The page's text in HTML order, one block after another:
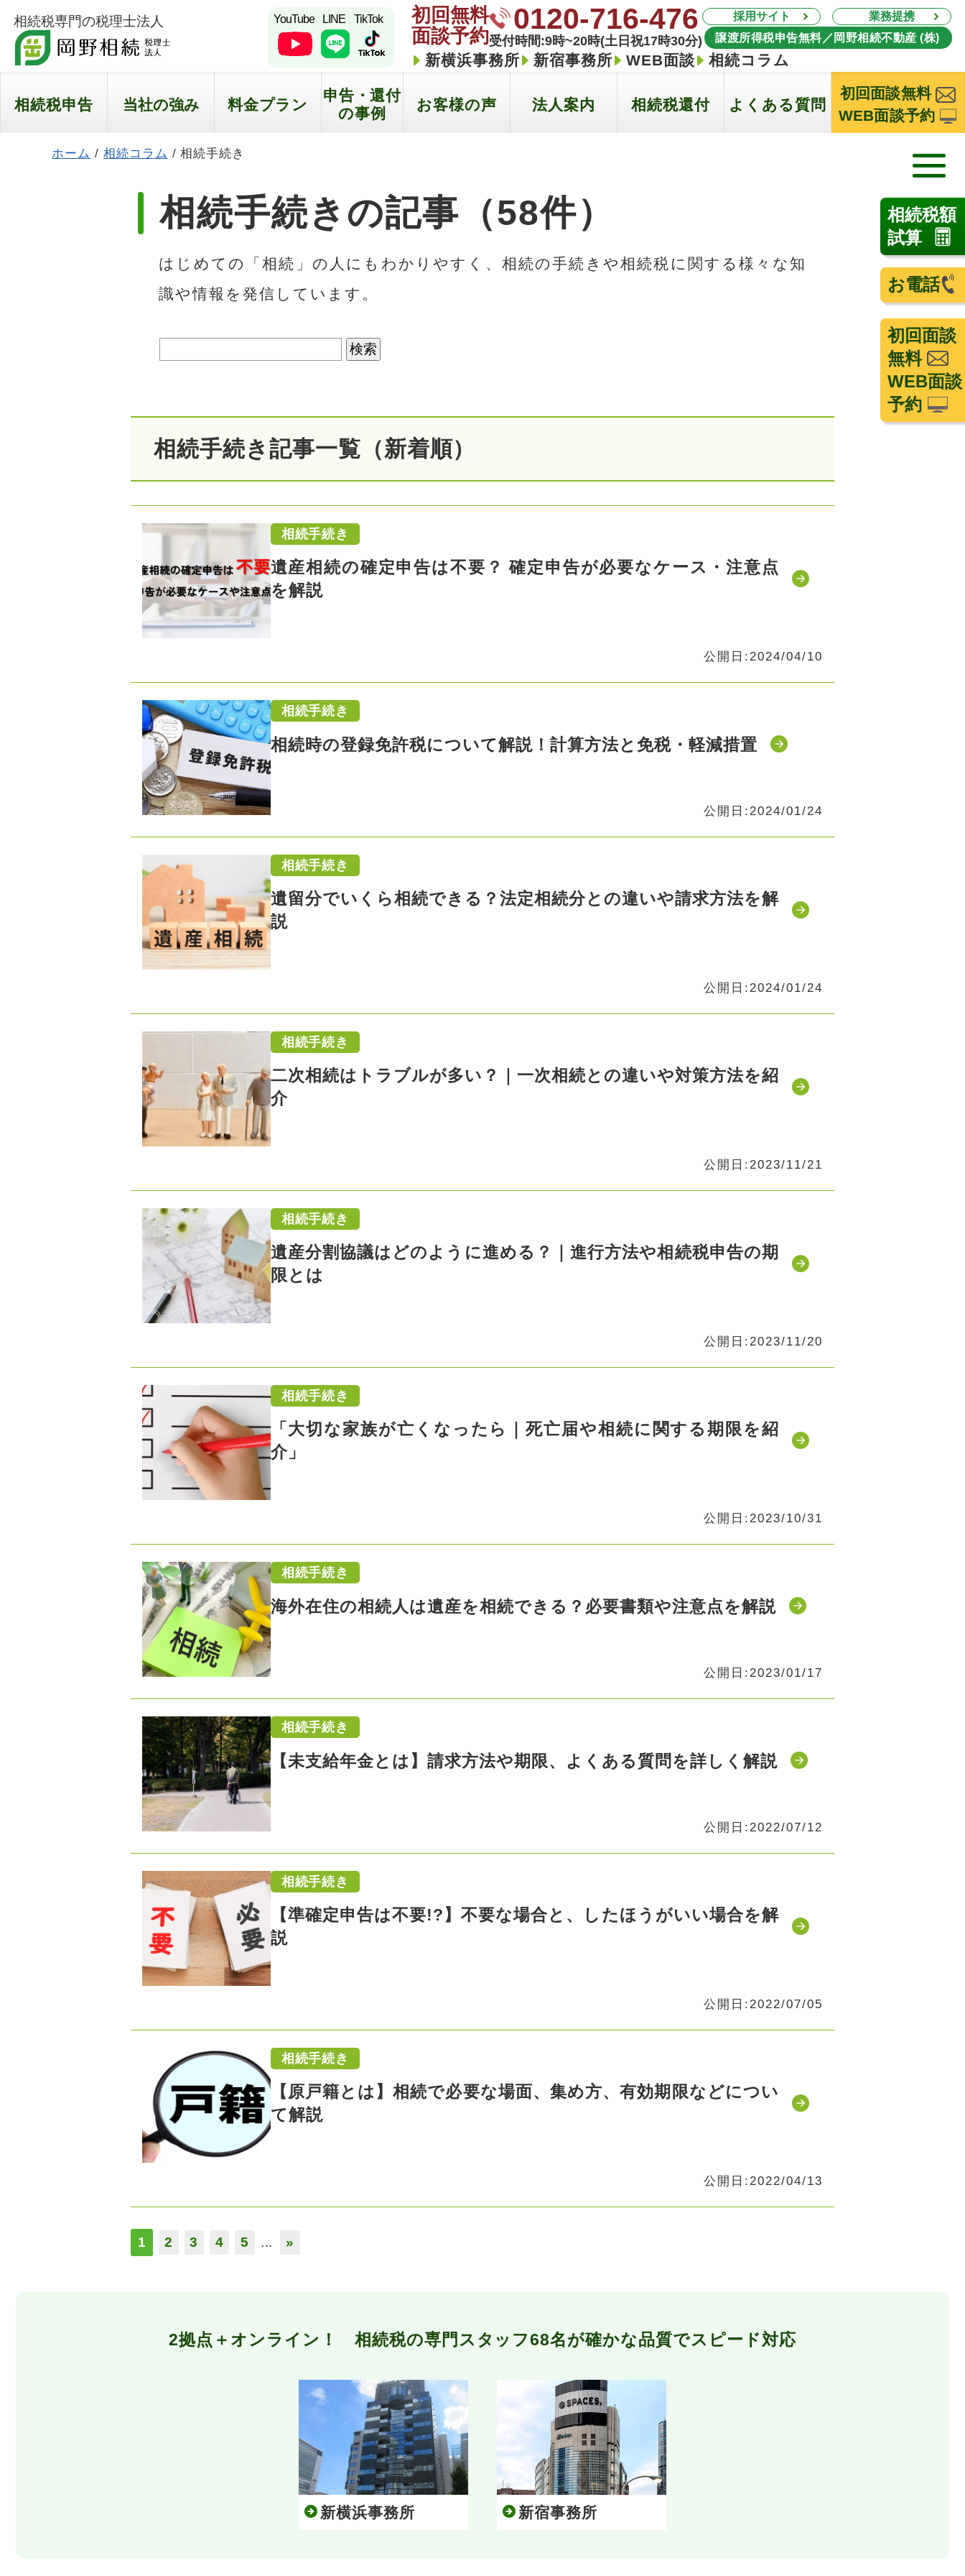
相続税専門の税理士法人 YouTube LINE TikTok
初回無料
面談予約
0120-716-476
受付時間:9時~20時(土日祝17時30分)
採用サイト
業務提携
譲渡所得税申告無料／岡野相続不動産 (株)
新横浜事務所 新宿事務所 WEB面談 相続コラム
相続税申告 当社の強み 料金プラン
申告・還付
の事例
お客様の声 法人案内 相続税還付 よくある質問
初回面談無料
WEB面談予約
ホーム / 相続コラム /相続手続き
相続手続きの記事（58件）
はじめての「相続」の人にもわかりやすく、相続の手続きや相続税に関する様々な知
識や情報を発信しています。
相続手続き記事一覧（新着順）
相続手続き
遺産相続の確定申告は不要？ 確定申告が必要なケース・注意点
を解説
公開日:2024/04/10
相続手続き
相続時の登録免許税について解説！計算方法と免税・軽減措置
公開日:2024/01/24
相続手続き
遺留分でいくら相続できる？法定相続分との違いや請求方法を解
説
公開日:2024/01/24
相続手続き
二次相続はトラブルが多い？｜一次相続との違いや対策方法を紹
介
公開日:2023/11/21
相続手続き
遺産分割協議はどのように進める？｜進行方法や相続税申告の期
限とは
公開日:2023/11/20
相続手続き
「大切な家族が亡くなったら｜死亡届や相続に関する期限を紹
介」
公開日:2023/10/31
相続手続き
海外在住の相続人は遺産を相続できる？必要書類や注意点を解説
公開日:2023/01/17
相続手続き
【未支給年金とは】請求方法や期限、よくある質問を詳しく解説
公開日:2022/07/12
相続手続き
【準確定申告は不要!?】不要な場合と、したほうがいい場合を解
説
公開日:2022/07/05
相続手続き
【原戸籍とは】相続で必要な場面、集め方、有効期限などについ
て解説
公開日:2022/04/13
1 2 3 4 5 ... »
2拠点＋オンライン！ 相続税の専門スタッフ68名が確かな品質でスピード対応
新横浜事務所 新宿事務所
お電話
初回面談
無料
WEB面談
予約
相続税額
試算